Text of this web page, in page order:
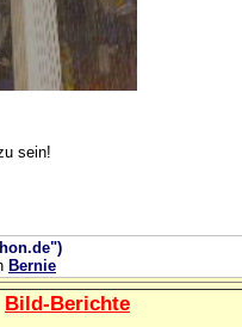
sein!
Bernie
Bild-Berichte